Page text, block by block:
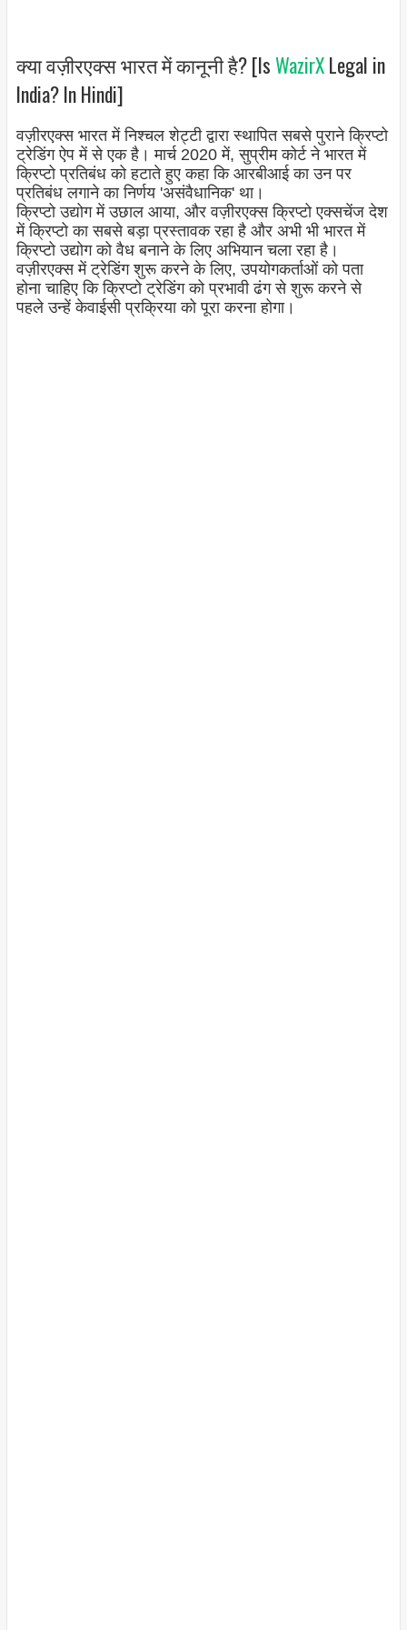
क्या वज़ीरएक्स भारत में कानूनी है? [IsWazirXLegal in
India? In Hindi]
वज़ीरएक्स भारत में निश्चल शेट्टी द्वारा स्थापित सबसे पुराने क्रिप्टो
ट्रेडिंग ऐप में से एक है। मार्च 2020 में, सुप्रीम कोर्ट ने भारत में
क्रिप्टो प्रतिबंध को हटाते हुए कहा कि आरबीआई का उन पर
प्रतिबंध लगाने का निर्णय 'असंवैधानिक' था।
क्रिप्टो उद्योग में उछाल आया, और वज़ीरएक्स क्रिप्टो एक्सचेंज देश
में क्रिप्टो का सबसे बड़ा प्रस्तावक रहा है और अभी भी भारत में
क्रिप्टो उद्योग को वैध बनाने के लिए अभियान चला रहा है।
वज़ीरएक्स में ट्रेडिंग शुरू करने के लिए, उपयोगकर्ताओं को पता
होना चाहिए कि क्रिप्टो ट्रेडिंग को प्रभावी ढंग से शुरू करने से
पहले उन्हें केवाईसी प्रक्रिया को पूरा करना होगा।